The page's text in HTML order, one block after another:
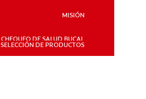
MISIÓN
CHEQUEO DE SALUD BUCAL
SELECCIÓN DE PRODUCTOS